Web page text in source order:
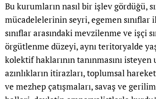
Bu kurumların nasıl bir işlev gördüğü,
mücadelelerinin seyri, egemen sınıflar
sınıflar arasındaki mevzilenme ve işçi
örgütlenme düzeyi, aynı teritoryalde
kolektif haklarının tanınmasını
azınlıkların itirazları, toplumsal
ve mezhep çatışmaları, savaş ve